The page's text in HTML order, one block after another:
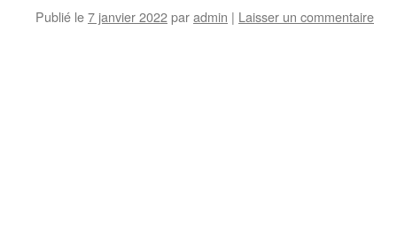
Publié le7 janvier 2022paradmin | Laisser un commentaire